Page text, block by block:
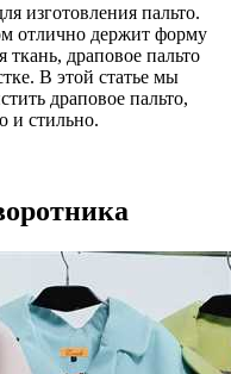
изготовления пальто.
отлично держит форму
драповое пальто
В этой статье мы
драповое пальто,
и стильно.